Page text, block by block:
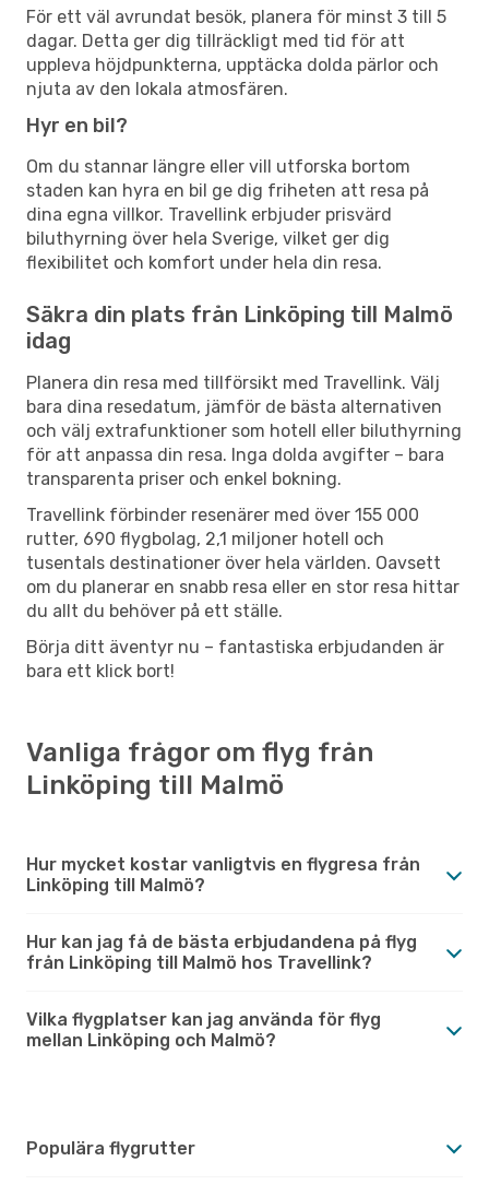
För ett väl avrundat besök, planera för minst 3 till 5
dagar. Detta ger dig tillräckligt med tid för att
uppleva höjdpunkterna, upptäcka dolda pärlor och
njuta av den lokala atmosfären.
Hyr en bil?
Om du stannar längre eller vill utforska bortom
staden kan hyra en bil ge dig friheten att resa på
dina egna villkor. Travellink erbjuder prisvärd
biluthyrning över hela Sverige, vilket ger dig
flexibilitet och komfort under hela din resa.
Säkra din plats från Linköping till Malmö
idag
Planera din resa med tillförsikt med Travellink. Välj
bara dina resedatum, jämför de bästa alternativen
och välj extrafunktioner som hotell eller biluthyrning
för att anpassa din resa. Inga dolda avgifter – bara
transparenta priser och enkel bokning.
Travellink förbinder resenärer med över 155 000
rutter, 690 flygbolag, 2,1 miljoner hotell och
tusentals destinationer över hela världen. Oavsett
om du planerar en snabb resa eller en stor resa hittar
du allt du behöver på ett ställe.
Börja ditt äventyr nu – fantastiska erbjudanden är
bara ett klick bort!
Vanliga frågor om flyg från
Linköping till Malmö
Hur mycket kostar vanligtvis en flygresa från
Linköping till Malmö?
Hur kan jag få de bästa erbjudandena på flyg
från Linköping till Malmö hos Travellink?
Vilka flygplatser kan jag använda för flyg
mellan Linköping och Malmö?
Populära flygrutter